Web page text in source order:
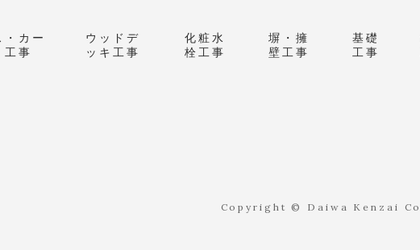
・カー
工事
ウッドデ
ッキ工事
化粧水
栓工事
塀・擁
壁工事
基礎
工事
Copyright © Daiwa Kenzai